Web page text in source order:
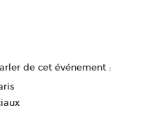
de cet événement :